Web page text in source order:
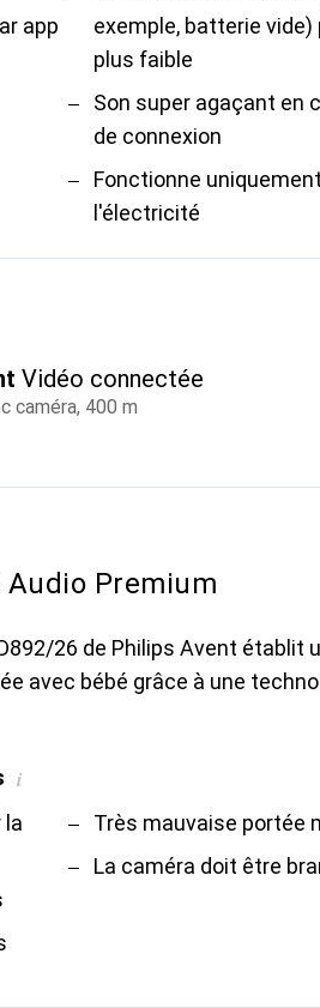
app
exemple, batterie
plus faible
Son super agaçant en
de connexion
Fonctionne
l'électricité
Vidéo connectée
caméra, 400 m
Audio Premium
26 de Philips Avent établit
avec bébé grâce à une
i
la
Très mauvaise portée
La caméra doit être